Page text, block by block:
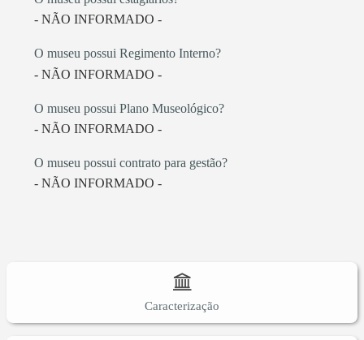
- NÃO INFORMADO -
O museu possui Regimento Interno?
- NÃO INFORMADO -
O museu possui Plano Museológico?
- NÃO INFORMADO -
O museu possui contrato para gestão?
- NÃO INFORMADO -
Caracterização